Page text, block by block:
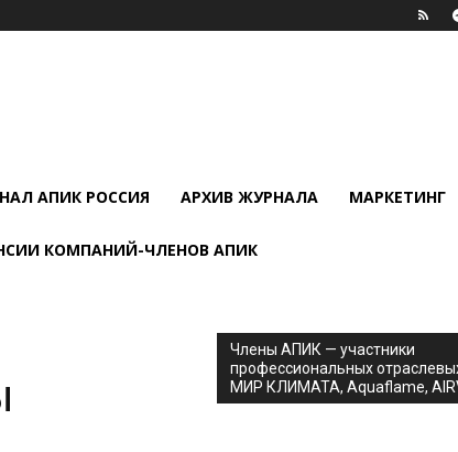
АПИК РОССИЯ АРХИВ ЖУРНАЛА МАРКЕТИНГ
КОМПАНИЙ-ЧЛЕНОВ АПИК
Члены АПИК — участники
профессиональных
МИР КЛИМАТА, Aquaflame,